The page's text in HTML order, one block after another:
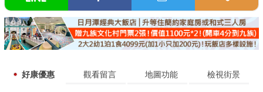
好康優惠 觀看留言 地圖功能 檢視街景